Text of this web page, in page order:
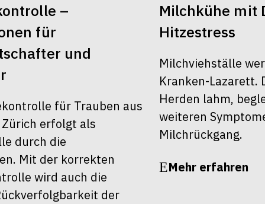
–
für
und
für Trauben aus
erfolgt als
durch die
Mit der korrekten
wird auch die
der
Milchkühe mit
Hitzestress
Milchviehställe
Kranken-Lazarett.
Herden lahm,
weiteren
Milchrückgang.
Mehr erfahren